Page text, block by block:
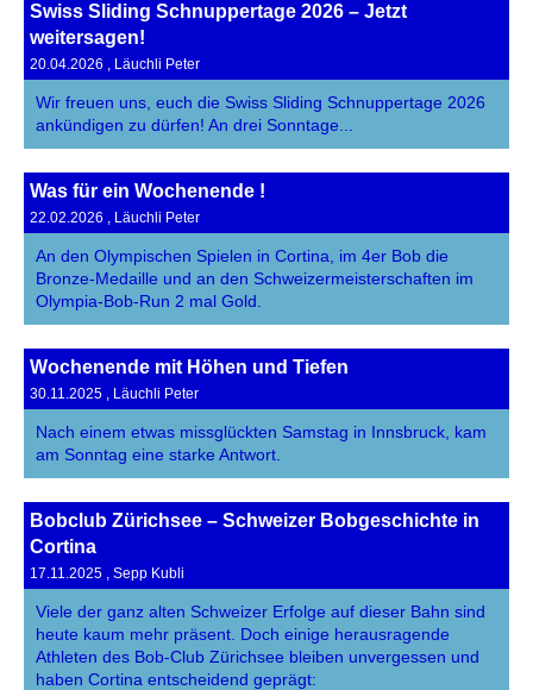
Swiss Sliding Schnuppertage 2026 – Jetzt
weitersagen!
20.04.2026 , Läuchli Peter
Wir freuen uns, euch die Swiss Sliding Schnuppertage 2026
ankündigen zu dürfen! An drei Sonntage...
Was für ein Wochenende !
22.02.2026 , Läuchli Peter
An den Olympischen Spielen in Cortina, im 4er Bob die
Bronze-Medaille und an den Schweizermeisterschaften im
Olympia-Bob-Run 2 mal Gold.
Wochenende mit Höhen und Tiefen
30.11.2025 , Läuchli Peter
Nach einem etwas missglückten Samstag in Innsbruck, kam
am Sonntag eine starke Antwort.
Bobclub Zürichsee – Schweizer Bobgeschichte in
Cortina
17.11.2025 , Sepp Kubli
Viele der ganz alten Schweizer Erfolge auf dieser Bahn sind
heute kaum mehr präsent. Doch einige herausragende
Athleten des Bob-Club Zürichsee bleiben unvergessen und
haben Cortina entscheidend geprägt: